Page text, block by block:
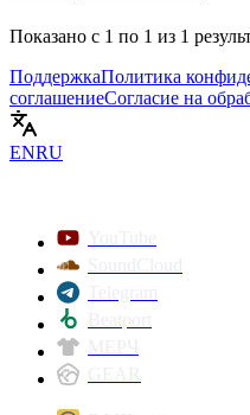
Показано с 1 по 1 из 1
ПоддержкаПолитика
соглашениеСогласие на
ENRU